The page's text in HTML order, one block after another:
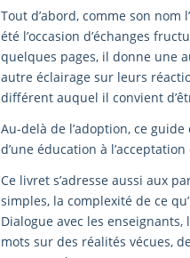
Tout d’abord, comme son
été l’occasion d’échanges
quelques pages, il donne une
autre éclairage sur leurs
différent auquel il convient
Au-delà de l’adoption, ce
d’une éducation à
Ce livret s’adresse aussi aux
simples, la complexité de ce
Dialogue avec les
mots sur des réalités vécues,